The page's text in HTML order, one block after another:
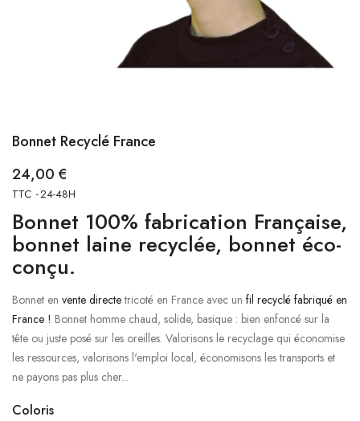
Bonnet Recyclé France
24,00 €
TTC 24-48H
Bonnet 100% fabrication Française,
bonnet laine recyclée, bonnet éco-
conçu.
Bonnet en vente directetricoté en France avec un fil recyclé fabriqué en
France ! Bonnet homme chaud, solide, basique : bien enfoncé sur la
tête ou juste posé sur les oreilles. Valorisons le recyclage qui économise
les ressources, valorisons l'emploi local, économisons les transports et
ne payons pas plus cher...
Coloris